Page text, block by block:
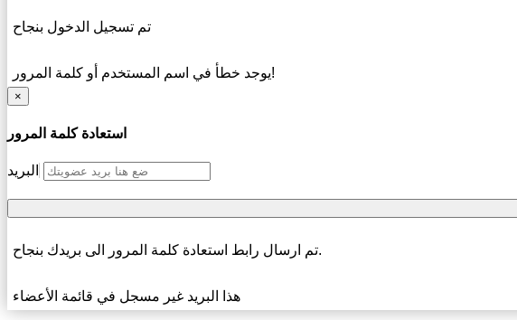
تم تسجيل الدخول بنجاح
يوجد خطأ في اسم المستخدم أو كلمة المرور!
×
استعادة كلمة المرور
البريد
تم ارسال رابط استعادة كلمة المرور الى بريدك بنجاح.
هذا البريد غير مسجل في قائمة الأعضاء